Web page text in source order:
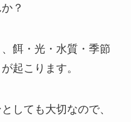
？
餌・光・水質・季節
起こります。
しても大切なので、